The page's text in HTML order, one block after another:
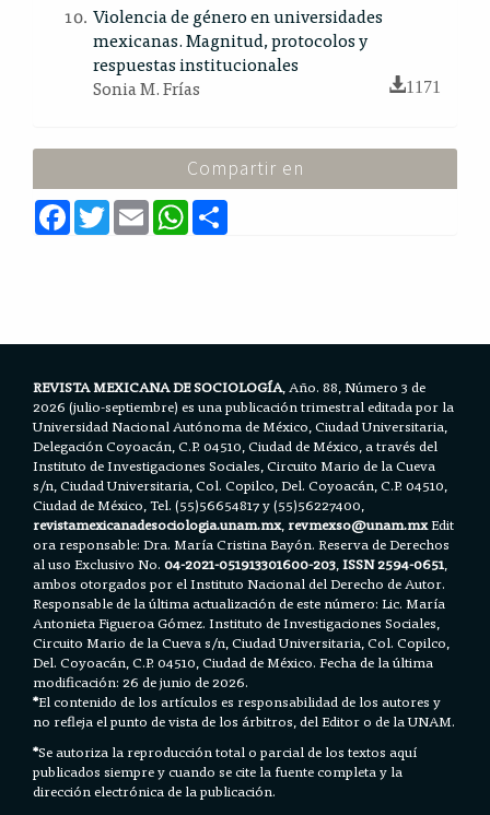
Violencia de género en universidades
mexicanas. Magnitud, protocolos y
respuestas institucionales
Sonia M. Frías
1171
Compartir en
F
a
c
T
w
E
m
a
W
h
a
REVISTA MEXICANA DE SOCIOLOGÍA, Año. 88, Número 3 de
2026 (julio-septiembre) es una publicación trimestral editada por la
Universidad Nacional Autónoma de México, Ciudad Universitaria,
Delegación Coyoacán, C.P. 04510, Ciudad de México, a través del
Instituto de Investigaciones Sociales, Circuito Mario de la Cueva
s/n, Ciudad Universitaria, Col. Copilco, Del. Coyoacán, C.P. 04510,
Ciudad de México, Tel. (55)56654817 y (55)56227400,
revistamexicanadesociologia.unam.mx,revmexso@unam.mxEdit
ora responsable: Dra. María Cristina Bayón. Reserva de Derechos
al uso Exclusivo No.04-2021-051913301600-203,ISSN 2594-0651,
ambos otorgados por el Instituto Nacional del Derecho de Autor.
Responsable de la última actualización de este número: Lic. María
Antonieta Figueroa Gómez. Instituto de Investigaciones Sociales,
Circuito Mario de la Cueva s/n, Ciudad Universitaria, Col. Copilco,
Del. Coyoacán, C.P. 04510, Ciudad de México. Fecha de la última
modificación: 26 de junio de 2026.
*El contenido de los artículos es responsabilidad de los autores y
no refleja el punto de vista de los árbitros, del Editor o de la UNAM.
*Se autoriza la reproducción total o parcial de los textos aquí
publicados siempre y cuando se cite la fuente completa y la
dirección electrónica de la publicación.